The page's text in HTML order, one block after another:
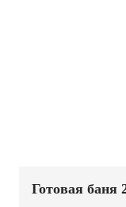
Готовая баня